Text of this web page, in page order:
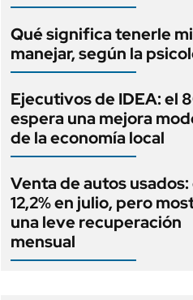
Qué significa tenerle
manejar, según la
Ejecutivos de IDEA: el
espera una mejora
de la economía local
Venta de autos
12,2% en julio, pero
una leve recuperación
mensual